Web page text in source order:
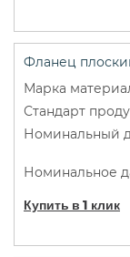
Фланец
Купить в 1 клик